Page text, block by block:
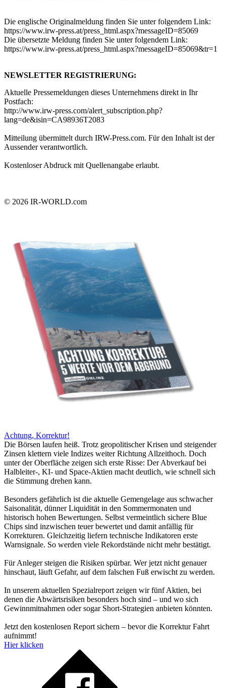
Die englische Originalmeldung finden Sie unter folgendem Link:
https://www.irw-press.at/press_html.aspx?messageID=85069
Die übersetzte Meldung finden Sie unter folgendem Link:
https://www.irw-press.at/press_html.aspx?messageID=85069&tr=1
NEWSLETTER REGISTRIERUNG:
Aktuelle Pressemeldungen dieses Unternehmens direkt in Ihr
Postfach:
http://www.irw-press.com/alert_subscription.php?
lang=de&isin=CA98936T2083
Mitteilung übermittelt durch IRW-Press.com. Für den Inhalt ist der
Aussender verantwortlich.
Kostenloser Abdruck mit Quellenangabe erlaubt.
© 2026 IR-WORLD.com
Achtung, Korrektur!
Die Börsen laufen heiß. Trotz geopolitischer Krisen und steigender
Zinsen klettern viele Indizes weiter Richtung Allzeithoch. Doch
unter der Oberfläche zeigen sich erste Risse: Der Abverkauf bei
Halbleiter-, KI- und Space-Aktien macht deutlich, wie schnell sich
die Stimmung drehen kann.
Besonders gefährlich ist die aktuelle Gemengelage aus schwacher
Saisonalität, dünner Liquidität in den Sommermonaten und
historisch hohen Bewertungen. Selbst vermeintlich sichere Blue
Chips sind inzwischen teuer bewertet und damit anfällig für
Korrekturen. Gleichzeitig liefern technische Indikatoren erste
Warnsignale. So werden viele Rekordstände nicht mehr bestätigt.
Für Anleger steigen die Risiken spürbar. Wer jetzt nicht genauer
hinschaut, läuft Gefahr, auf dem falschen Fuß erwischt zu werden.
In unserem aktuellen Spezialreport zeigen wir fünf Aktien, bei
denen die Abwärtsrisiken besonders hoch sind – und wo sich
Gewinnmitnahmen oder sogar Short-Strategien anbieten könnten.
Jetzt den kostenlosen Report sichern – bevor die Korrektur Fahrt
aufnimmt!
Hier klicken